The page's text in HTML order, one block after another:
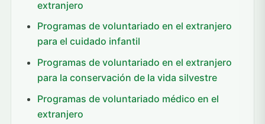
extranjero
Programas de voluntariado en el extranjero
para el cuidado infantil
Programas de voluntariado en el extranjero
para la conservación de la vida silvestre
Programas de voluntariado médico en el
extranjero